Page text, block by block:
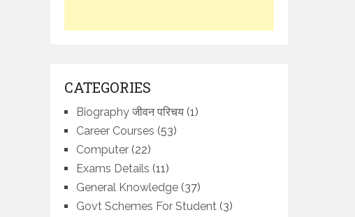
CATEGORIES
Biography जीवन परिचय (1)
Career Courses (53)
Computer (22)
Exams Details (11)
General Knowledge (37)
Govt Schemes For Student (3)